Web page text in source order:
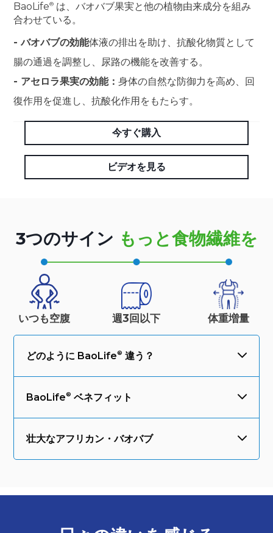
BaoLife
は、バオバブ果実と他の植物由来成分を組み
合わせている。
- バオバブの効能体液の排出を助け、抗酸化物質として
腸の通過を調整し、尿路の機能を改善する。
- アセロラ果実の効能：身体の自然な防御力を高め、回
復作用を促進し、抗酸化作用をもたらす。
今すぐ購入
ビデオを見る
3つのサイン もっと食物繊維を
いつも空腹 週3回以下 体重増量
どのように BaoLife 違う？
BaoLife ベネフィット
壮大なアフリカン・バオバブ